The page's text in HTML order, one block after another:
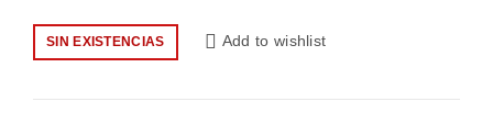
SIN EXISTENCIAS Add to wishlist